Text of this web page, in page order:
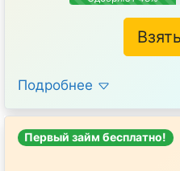
Подробнее
Первый займ бесплатно!